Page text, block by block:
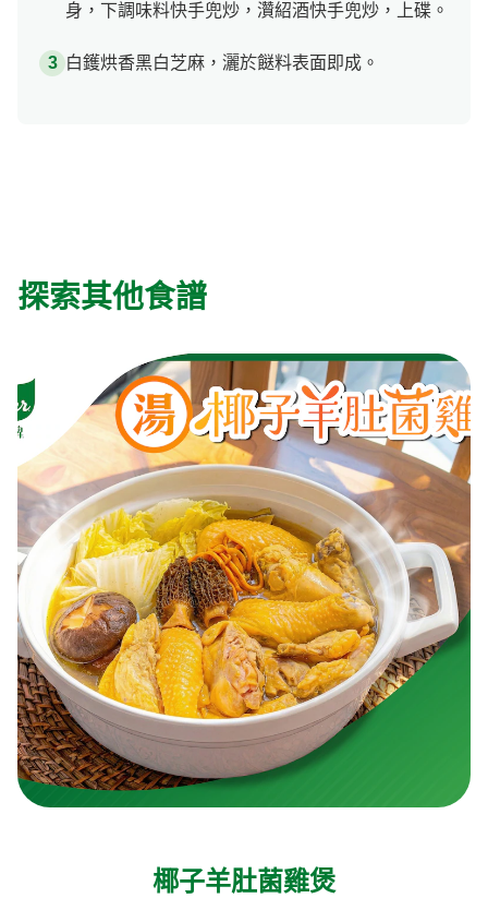
身，下調味料快手兜炒，灒紹酒快手兜炒，上碟。
白鑊烘香黑白芝麻，灑於餸料表面即成。
探索其他食譜
椰子羊肚菌雞煲